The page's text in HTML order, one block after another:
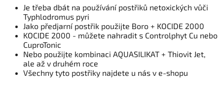
Je třeba dbát na používání postřiků netoxických vůči
Typhlodromus pyri
Jako předjarní postřik použijte Boro + KOCIDE 2000
KOCIDE 2000 - můžete nahradit s Controlphyt Cu nebo
CuproTonic
Nebo použijte kombinaci AQUASILIKAT + Thiovit Jet,
ale až v druhém roce
Všechny tyto postřiky najdete u nás v e-shopu